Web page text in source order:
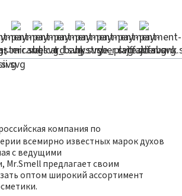
компания по
всемирно известных марок духов
с ведущими
Mr.Smell предлагает своим
оптом широкий ассортимент